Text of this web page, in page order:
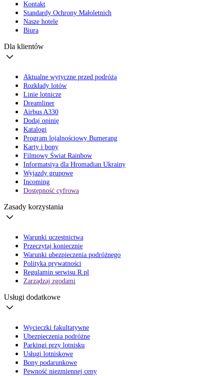
Kontakt
Standardy Ochrony Małoletnich
Nasze hotele
Biura
Dla klientów
Aktualne wytyczne przed podróżą
Rozkłady lotów
Linie lotnicze
Dreamliner
Airbus A330
Dodaj opinię
Katalogi
Program lojalnościowy Bumerang
Karty i bony
Filmowy Świat Rainbow
Informatsiya dla Hromadian Ukrainy
Wyjazdy grupowe
Incoming
Dostępność cyfrowa
Zasady korzystania
Warunki uczestnictwa
Przeczytaj koniecznie
Warunki ubezpieczenia podróżnego
Polityka prywatności
Regulamin serwisu R.pl
Zarządzaj zgodami
Usługi dodatkowe
Wycieczki fakultatywne
Ubezpieczenia podróżne
Parkingi przy lotnisku
Usługi lotniskowe
Bony podarunkowe
Pewność niezmiennej ceny